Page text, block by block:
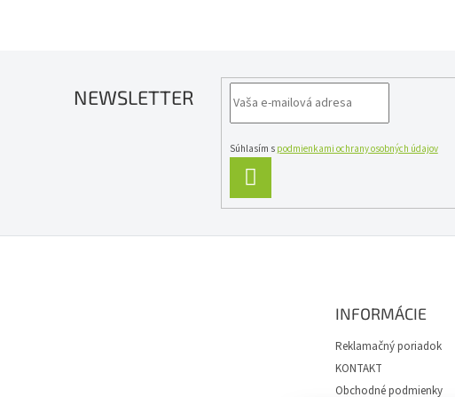
NEWSLETTER
Súhlasím s podmienkami ochrany osobných údajov
SA
INFORMÁCIE
Reklamačný poriadok
KONTAKT
Obchodné podmienky